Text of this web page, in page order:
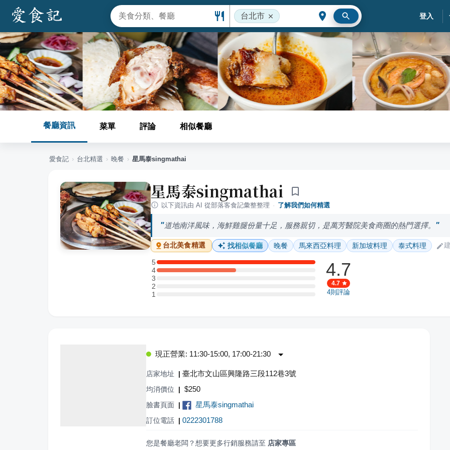
台北市 登入
餐廳資訊 菜單 評論 相似餐廳
愛食記 › 台北精選 › 晚餐 › 星馬泰singmathai
星馬泰singmathai
以下資訊由 AI 從部落客食記彙整整理 · 了解我們如何精選
道地南洋風味，海鮮雞腿份量十足，服務親切，是萬芳醫院美食商圈的熱門選擇。
台北美食精選 找相似餐廳 晚餐 馬來西亞料理 新加坡料理 泰式料理
5
5 星：2 則評論
4
4 星：1 則評論
3
3 星：0 則評論
2
2 星：0 則評論
11 星：0 則評論
4.7
4.7
4則評論
現正營業: 11:30-15:00, 17:00-21:30
店家地址 | 臺北市文山區興隆路三段112巷3號
均消價位 | $250
臉書頁面 | 星馬泰singmathai
訂位電話 | 0222301788
您是餐廳老闆？想要更多行銷服務請至 店家專區